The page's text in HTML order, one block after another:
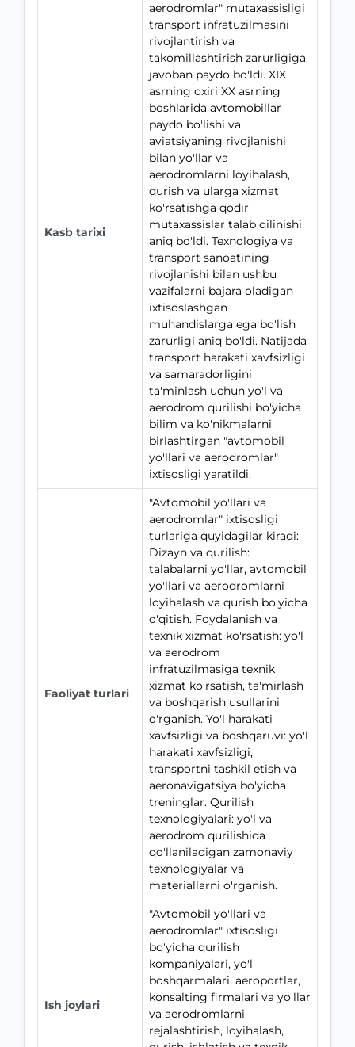
Kasb tarixi
aerodromlar" mutaxassisligi
transport infratuzilmasini
rivojlantirish va
takomillashtirish zarurligiga
javoban paydo bo'ldi. XIX
asrning oxiri XX asrning
boshlarida avtomobillar
paydo bo'lishi va
aviatsiyaning rivojlanishi
bilan yo'llar va
aerodromlarni loyihalash,
qurish va ularga xizmat
ko'rsatishga qodir
mutaxassislar talab qilinishi
aniq bo'ldi. Texnologiya va
transport sanoatining
rivojlanishi bilan ushbu
vazifalarni bajara oladigan
ixtisoslashgan
muhandislarga ega bo'lish
zarurligi aniq bo'ldi. Natijada
transport harakati xavfsizligi
va samaradorligini
ta'minlash uchun yo'l va
aerodrom qurilishi bo'yicha
bilim va ko'nikmalarni
birlashtirgan "avtomobil
yo'llari va aerodromlar"
ixtisosligi yaratildi.
Faoliyat turlari
"Avtomobil yo'llari va
aerodromlar" ixtisosligi
turlariga quyidagilar kiradi:
Dizayn va qurilish:
talabalarni yo'llar, avtomobil
yo'llari va aerodromlarni
loyihalash va qurish bo'yicha
o'qitish. Foydalanish va
texnik xizmat ko'rsatish: yo'l
va aerodrom
infratuzilmasiga texnik
xizmat ko'rsatish, ta'mirlash
va boshqarish usullarini
o'rganish. Yo'l harakati
xavfsizligi va boshqaruvi: yo'l
harakati xavfsizligi,
transportni tashkil etish va
aeronavigatsiya bo'yicha
treninglar. Qurilish
texnologiyalari: yo'l va
aerodrom qurilishida
qo'llaniladigan zamonaviy
texnologiyalar va
materiallarni o'rganish.
Ish joylari
"Avtomobil yo'llari va
aerodromlar" ixtisosligi
bo'yicha qurilish
kompaniyalari, yo'l
boshqarmalari, aeroportlar,
konsalting firmalari va yo'llar
va aerodromlarni
rejalashtirish, loyihalash,